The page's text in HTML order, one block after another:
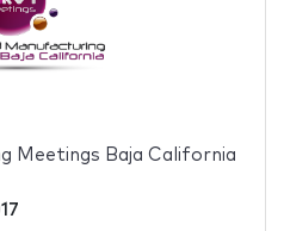
Meetings Baja California